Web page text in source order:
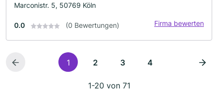
Marconistr. 5, 50769 Köln
0.0 (0 Bewertungen) Firma bewerten
1 2 3 4
1-20 von 71